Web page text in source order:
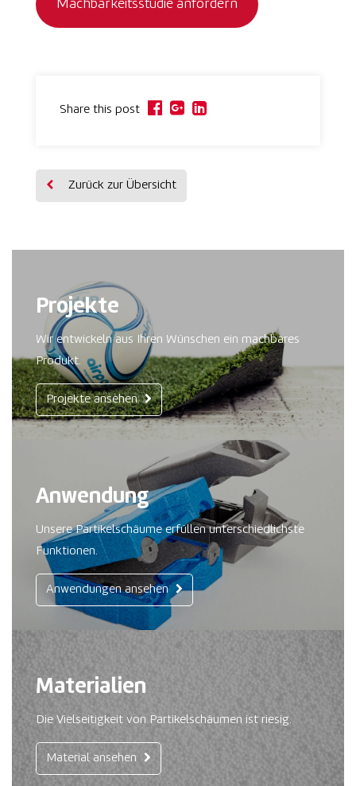
Machbarkeitsstudie anfordern
Share this post
Zurück zur Übersicht
Projekte
Wir entwickeln aus Ihren Wünschen ein machbares
Produkt.
Projekte ansehen
Anwendung
Unsere Partikelschäume erfüllen unterschiedlichste
Funktionen.
Anwendungen ansehen
Materialien
Die Vielseitigkeit von Partikelschäumen ist riesig.
Material ansehen